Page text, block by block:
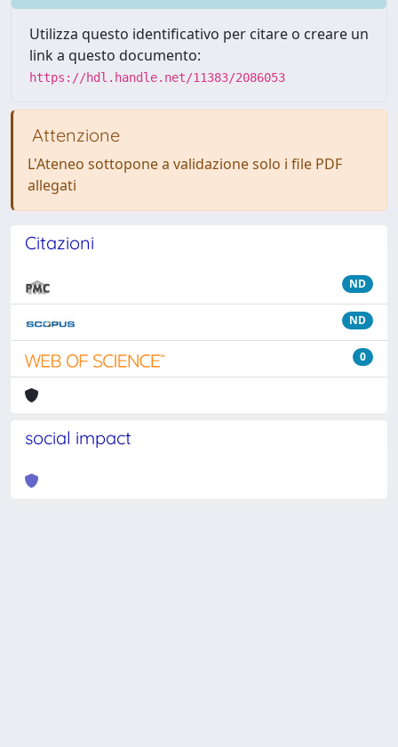
Utilizza questo identificativo per citare o creare un
link a questo documento:
https://hdl.handle.net/11383/2086053
Attenzione
L'Ateneo sottopone a validazione solo i file PDF
allegati
Citazioni
ND
ND
0
social impact